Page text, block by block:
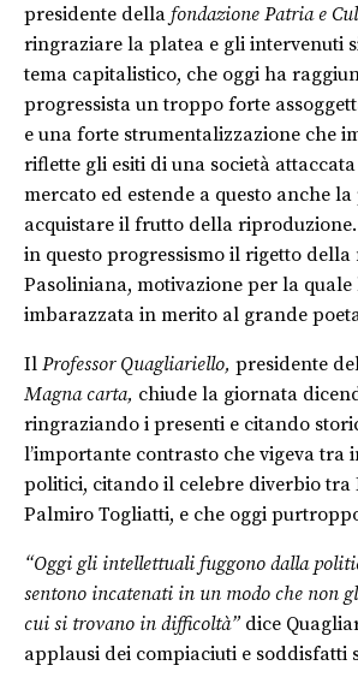
presidente della fondazione Patria e
ringraziare la platea e gli intervenuti
tema capitalistico, che oggi ha
progressista un troppo forte
e una forte strumentalizzazione che
riflette gli esiti di una società
mercato ed estende a questo anche
acquistare il frutto della riproduzione.
in questo progressismo il rigetto della
Pasoliniana, motivazione per la quale
imbarazzata in merito al grande
Il Professor Quagliariello, presidente
Magna carta, chiude la giornata
ringraziando i presenti e citando
l’importante contrasto che vigeva tra
politici, citando il celebre diverbio tra
Palmiro Togliatti, e che oggi
“Oggi gli intellettuali fuggono dalla
sentono incatenati in un modo che non
cui si trovano in difficoltà” dice
applausi dei compiaciuti e soddisfatti